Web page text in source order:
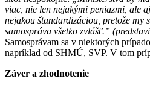
viac, nie len nejakými peniazmi, ale
nejakou štandardizáciou, pretože my
samospráva všetko zvlášť.”
Samosprávam sa v niektorých
napríklad od SHMÚ, SVP. V tom
Záver a zhodnotenie